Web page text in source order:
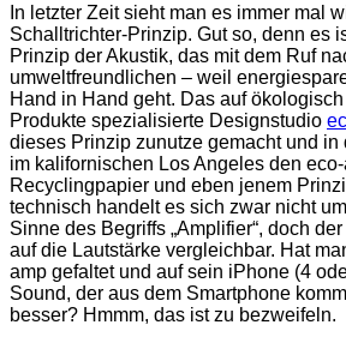
In letzter Zeit sieht man es immer mal
Schalltrichter-Prinzip. Gut so, denn es
Prinzip der Akustik, das mit dem Ruf
umweltfreundlichen – weil
Hand in Hand geht. Das auf
Produkte spezialisierte Designstudio
dieses Prinzip zunutze gemacht und in
im kalifornischen Los Angeles den
Recyclingpapier und eben jenem
technisch handelt es sich zwar nicht
Sinne des Begriffs „Amplifier“, doch der
auf die Lautstärke vergleichbar. Hat
amp gefaltet und auf sein iPhone (4
Sound, der aus dem Smartphone
besser? Hmmm, das ist zu bezweifeln.